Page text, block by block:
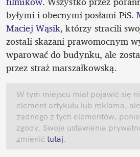
byłymi i obecnymi posłami PiS.
Maciej Wąsik, którzy stracili
zostali skazani prawomocnym
wparować do budynku, ale
przez straż marszałkowską.
W tym miejscu miał pojawić się
element artykułu lub reklama,
żadnego z tych elementów,
zgody. Swoje ustawienia
zmienić tutaj.